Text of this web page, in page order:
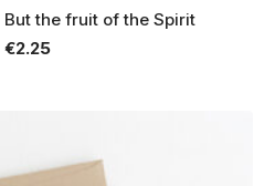
But the fruit of the Spirit
€2.25